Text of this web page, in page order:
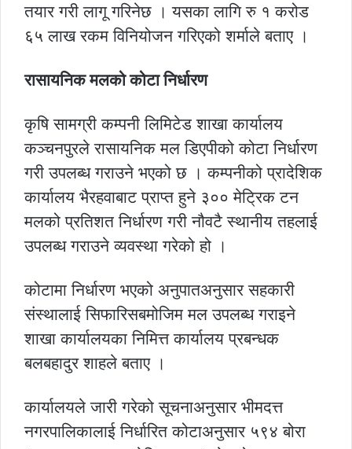
तयार गरी लागू गरिनेछ । यसका लागि रु १ करोड
६५ लाख रकम विनियोजन गरिएको शर्माले बताए ।
रासायनिक मलको कोटा निर्धारण
कृषि सामग्री कम्पनी लिमिटेड शाखा कार्यालय
कञ्चनपुरले रासायनिक मल डिएपीको कोटा निर्धारण
गरी उपलब्ध गराउने भएको छ । कम्पनीको प्रादेशिक
कार्यालय भैरहवाबाट प्राप्त हुने ३०० मेट्रिक टन
मलको प्रतिशत निर्धारण गरी नौवटै स्थानीय तहलाई
उपलब्ध गराउने व्यवस्था गरेको हो ।
कोटामा निर्धारण भएको अनुपातअनुसार सहकारी
संस्थालाई सिफारिसबमोजिम मल उपलब्ध गराइने
शाखा कार्यालयका निमित्त कार्यालय प्रबन्धक
बलबहादुर शाहले बताए ।
कार्यालयले जारी गरेको सूचनाअनुसार भीमदत्त
नगरपालिकालाई निर्धारित कोटाअनुसार ५९४ बोरा